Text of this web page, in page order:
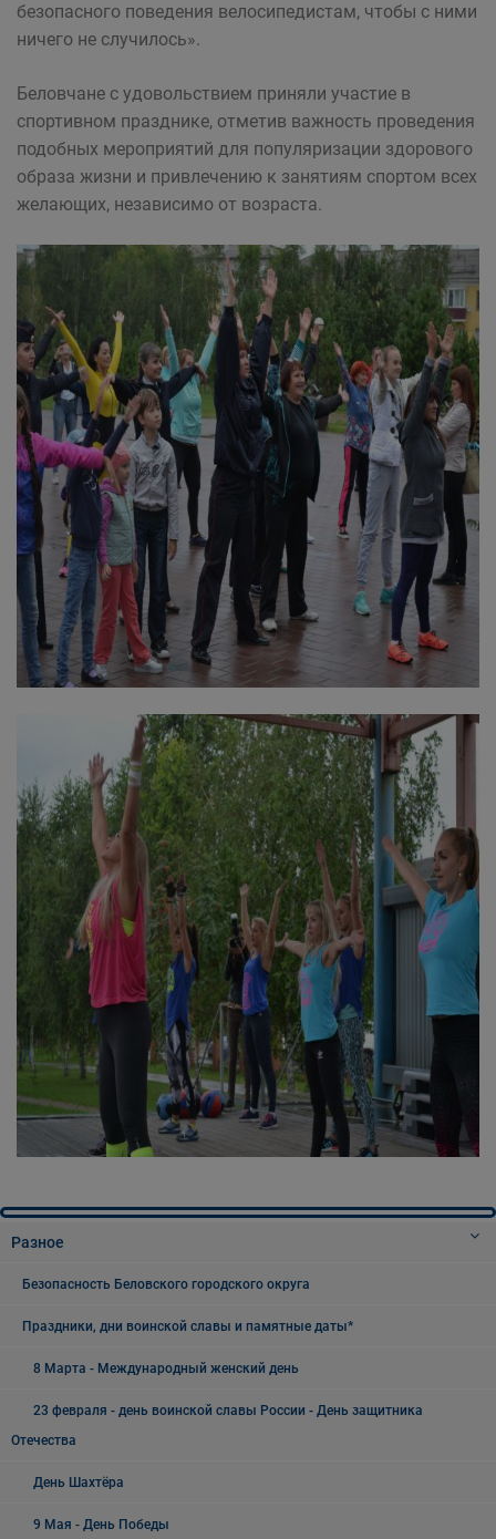
безопасного поведения велосипедистам, чтобы с ними
ничего не случилось».
Беловчане с удовольствием приняли участие в
спортивном празднике, отметив важность проведения
подобных мероприятий для популяризации здорового
образа жизни и привлечению к занятиям спортом всех
желающих, независимо от возраста.
Разное
Безопасность Беловского городского округа
Праздники, дни воинской славы и памятные даты*
8 Марта - Международный женский день
23 февраля - день воинской славы России - День защитника
Отечества
День Шахтёра
9 Мая - День Победы